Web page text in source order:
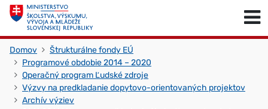
Skočiť na obsah
Domov
Štrukturálne fondy EÚ
Programové obdobie 2014 – 2020
Operačný program Ľudské zdroje
Výzvy na predkladanie dopytovo-orientovaných projektov
Archív výziev
Skočiť na začiatok stránky